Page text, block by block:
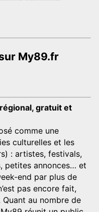
My89.fr
gratuit et
comme une
culturelles et les
: artistes, festivals,
petites annonces… et
end par plus de
pas encore fait,
Quant au nombre de